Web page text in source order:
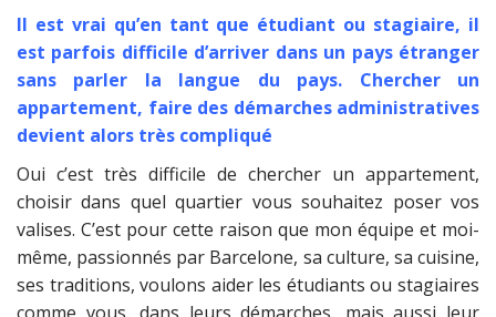
Il est vrai qu’en tant que étudiant ou stagiaire, il
est parfois difficile d’arriver dans un pays étranger
sans parler la langue du pays. Chercher un
appartement, faire des démarches administratives
devient alors très compliqué
Oui c’est très difficile de chercher un appartement,
choisir dans quel quartier vous souhaitez poser vos
valises. C’est pour cette raison que mon équipe et moi-
même, passionnés par Barcelone, sa culture, sa cuisine,
ses traditions, voulons aider les étudiants ou stagiaires